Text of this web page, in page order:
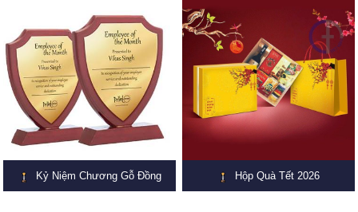
Kỷ Niệm Chương Gỗ Đồng Hộp Quà Tết 2026